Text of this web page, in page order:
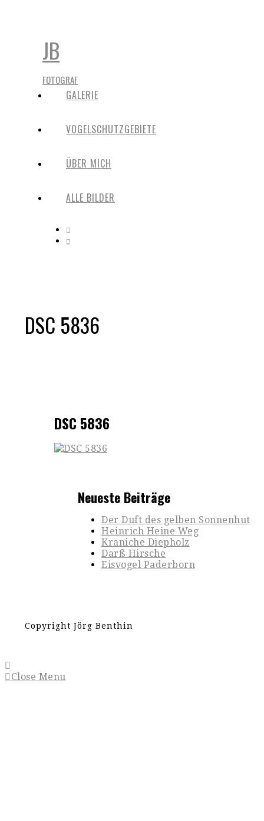
JB
FOTOGRAF
GALERIE
VOGELSCHUTZGEBIETE
ÜBER MICH
ALLE BILDER
DSC 5836
DSC 5836
Neueste Beiträge
Der Duft des gelben Sonnenhut
Heinrich Heine Weg
Kraniche Diepholz
Darß Hirsche
Eisvogel Paderborn
Copyright Jörg Benthin
Close Menu